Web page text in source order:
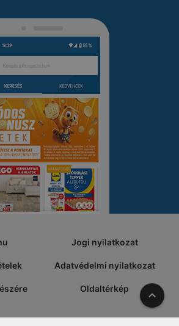
Jogi nyilatkozat
Adatvédelmi nyilatkozat
Oldaltérkép A